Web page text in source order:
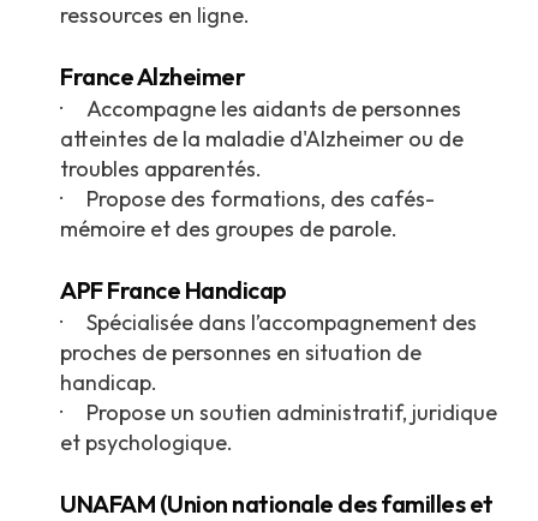
ressources en ligne.
France Alzheimer
· Accompagne les aidants de personnes
atteintes de la maladie d'Alzheimer ou de
troubles apparentés.
· Propose des formations, des cafés-
mémoire et des groupes de parole.
APF France Handicap
· Spécialisée dans l’accompagnement des
proches de personnes en situation de
handicap.
· Propose un soutien administratif, juridique
et psychologique.
UNAFAM (Union nationale des familles et